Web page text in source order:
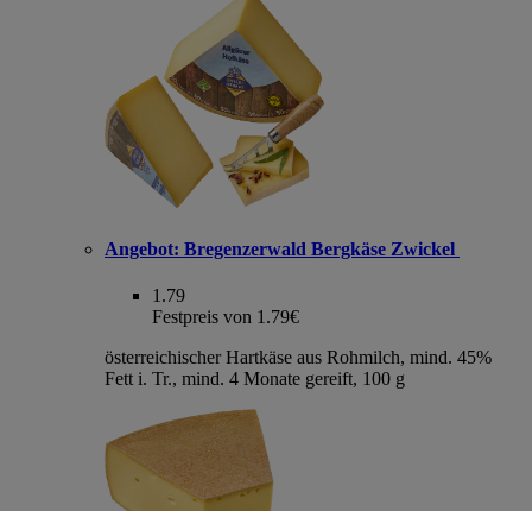
Angebot: Bregenzerwald Bergkäse Zwickel
1.79
Festpreis von 1.79€
österreichischer Hartkäse aus Rohmilch, mind. 45%
Fett i. Tr., mind. 4 Monate gereift, 100 g